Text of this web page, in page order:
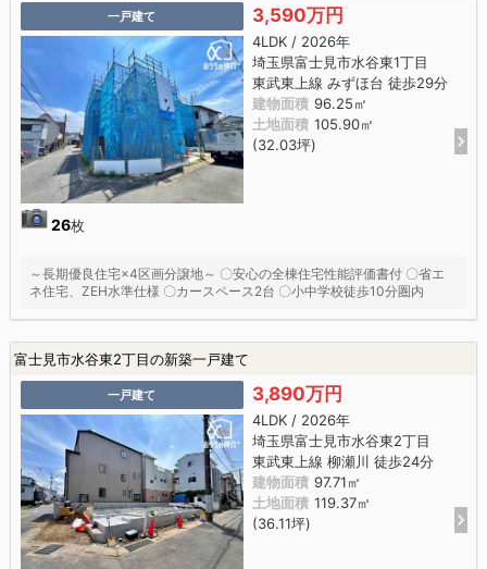
一戸建て
26枚
3,590万円
4LDK / 2026年
埼玉県富士見市水谷東1丁目
東武東上線 みずほ台 徒歩29分
建物面積 96.25㎡
土地面積 105.90㎡
(32.03坪)
～長期優良住宅×4区画分譲地～ 〇安心の全棟住宅性能評価書付 〇省エ
ネ住宅、ZEH水準仕様 〇カースペース2台 〇小中学校徒歩10分圏内
富士見市水谷東2丁目の新築一戸建て
一戸建て 3,890万円
4LDK / 2026年
埼玉県富士見市水谷東2丁目
東武東上線 柳瀬川 徒歩24分
建物面積 97.71㎡
土地面積 119.37㎡
(36.11坪)